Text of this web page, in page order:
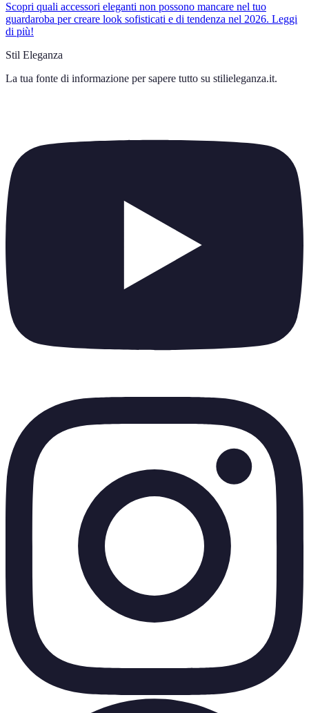
Scopri quali accessori eleganti non possono mancare nel tuo
guardaroba per creare look sofisticati e di tendenza nel 2026. Leggi
di più!
Stil Eleganza
La tua fonte di informazione per sapere tutto su stilieleganza.it.